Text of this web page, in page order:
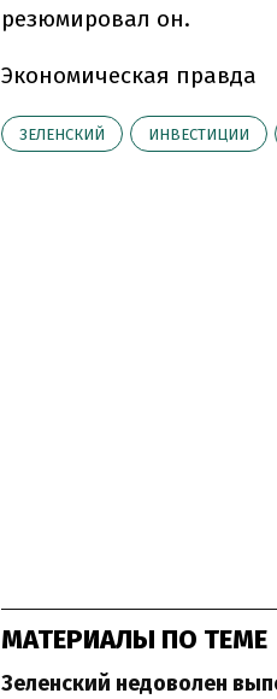
резюмировал он.
Экономическая правда
ЗЕЛЕНСКИЙ ИНВЕСТИЦИИ
МАТЕРИАЛЫ ПО ТЕМЕ
Зеленский недоволен